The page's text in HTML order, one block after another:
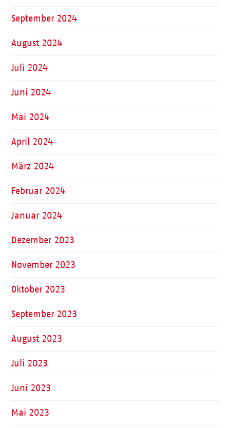
September 2024
August 2024
Juli 2024
Juni 2024
Mai 2024
April 2024
März 2024
Februar 2024
Januar 2024
Dezember 2023
November 2023
Oktober 2023
September 2023
August 2023
Juli 2023
Juni 2023
Mai 2023